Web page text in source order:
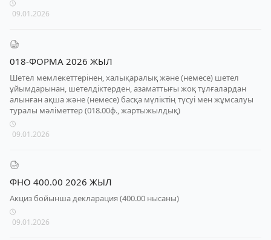
09.01.2026
018-ФОРМA 2026 ЖЫЛ
Шетел мемлекеттерінен, халықаралық және (немесе) шетел
ұйымдарынан, шетелдіктерден, азаматтығы жоқ тұлғалардан
алынған ақша және (немесе) басқа мүліктің түсуі мен жұмсалуы
туралы мәліметтер (018.00ф., жартыжылдық)
09.01.2026
ФНО 400.00 2026 ЖЫЛ
Акциз бойынша декларация (400.00 нысаны)
09.01.2026